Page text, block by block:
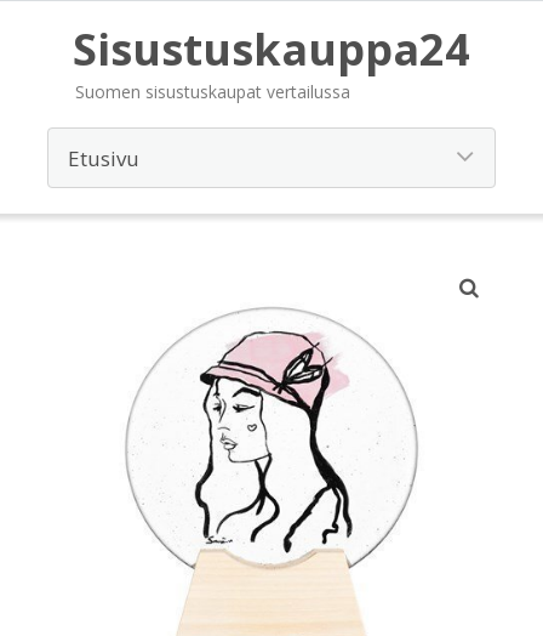
Sisustuskauppa24
Suomen sisustuskaupat vertailussa